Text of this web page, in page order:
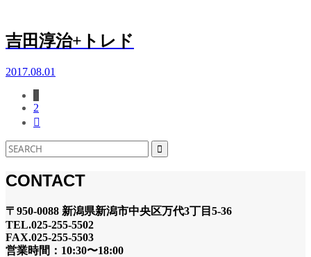
吉田淳治+トレド
2017.08.01
2

CONTACT
〒950-0088 新潟県新潟市中央区万代3丁目5-36
TEL.025-255-5502
FAX.025-255-5503
営業時間：10:30〜18:00